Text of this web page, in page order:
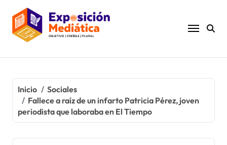
contenido
Inicio
Sociales
Fallece a raíz de un infarto Patricia Pérez, joven
periodista que laboraba en El Tiempo